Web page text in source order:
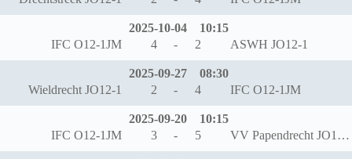
2025-10-04
10:15
IFC O12-1JM
4 - 2 ASWH JO12-1
2025-09-27
08:30
Wieldrecht JO12-1
2 - 4 IFC O12-1JM
2025-09-20
10:15
IFC O12-1JM
3 - 5 VV Papendrecht JO12-1